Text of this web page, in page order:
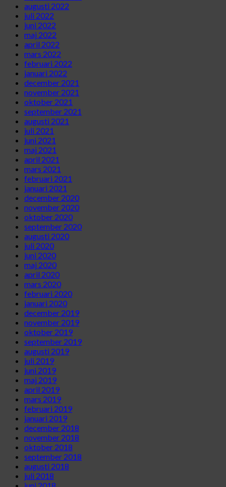
augusti 2022
juli 2022
juni 2022
maj 2022
april 2022
mars 2022
februari 2022
januari 2022
december 2021
november 2021
oktober 2021
september 2021
augusti 2021
juli 2021
juni 2021
maj 2021
april 2021
mars 2021
februari 2021
januari 2021
december 2020
november 2020
oktober 2020
september 2020
augusti 2020
juli 2020
juni 2020
maj 2020
april 2020
mars 2020
februari 2020
januari 2020
december 2019
november 2019
oktober 2019
september 2019
augusti 2019
juli 2019
juni 2019
maj 2019
april 2019
mars 2019
februari 2019
januari 2019
december 2018
november 2018
oktober 2018
september 2018
augusti 2018
juli 2018